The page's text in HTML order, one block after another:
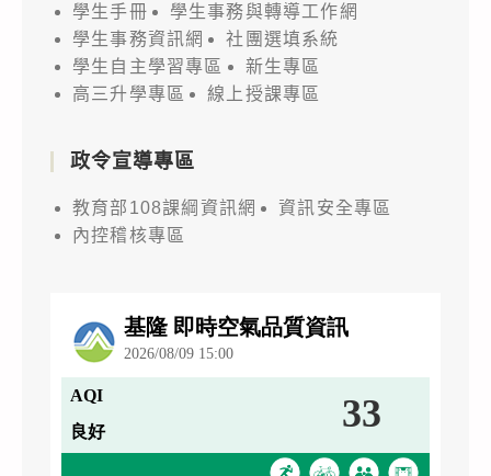
學生手冊
學生事務與轉導工作網
學生事務資訊網
社團選填系統
學生自主學習專區
新生專區
高三升學專區
線上授課專區
政令宣導專區
教育部108課綱資訊網
資訊安全專區
內控稽核專區